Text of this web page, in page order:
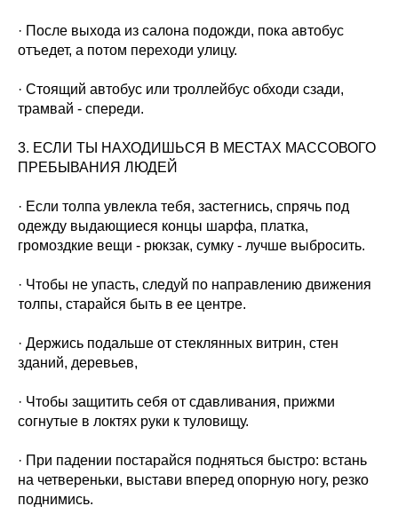
· После выхода из салона подожди, пока автобус
отъедет, а потом переходи улицу.
· Стоящий автобус или троллейбус обходи сзади,
трамвай - спереди.
3. ЕСЛИ ТЫ НАХОДИШЬСЯ В МЕСТАХ МАССОВОГО
ПРЕБЫВАНИЯ ЛЮДЕЙ
· Если толпа увлекла тебя, застегнись, спрячь под
одежду выдающиеся концы шарфа, платка,
громоздкие вещи - рюкзак, сумку - лучше выбросить.
· Чтобы не упасть, следуй по направлению движения
толпы, старайся быть в ее центре.
· Держись подальше от стеклянных витрин, стен
зданий, деревьев,
· Чтобы защитить себя от сдавливания, прижми
согнутые в локтях руки к туловищу.
· При падении постарайся подняться быстро: встань
на четвереньки, выстави вперед опорную ногу, резко
поднимись.